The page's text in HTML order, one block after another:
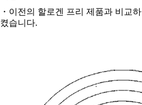
・ 이전의 할로겐 프리 제품과 비교하
켰습니다.